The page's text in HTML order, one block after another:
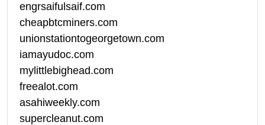
engrsaifulsaif.com
cheapbtcminers.com
unionstationtogeorgetown.com
iamayudoc.com
mylittlebighead.com
freealot.com
asahiweekly.com
supercleanut.com